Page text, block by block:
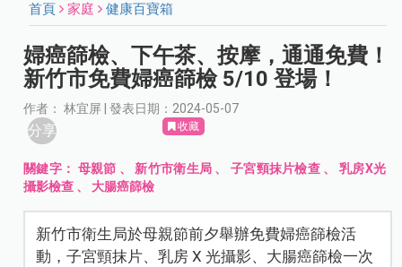
首頁 家庭 健康百寶箱
婦癌篩檢、下午茶、按摩，通通免費！
新竹市免費婦癌篩檢 5/10 登場！
作者： 林宜屏 | 發表日期：2024-05-07
分享 收藏
關鍵字： 母親節 、新竹市衛生局 、子宮頸抹片檢查 、 乳房X光
攝影檢查 、 大腸癌篩檢
新竹市衛生局於母親節前夕舉辦免費婦癌篩檢活
動，子宮頸抹片、乳房 X 光攝影、大腸癌篩檢一次